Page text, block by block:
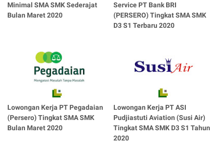
Minimal SMA SMK Sederajat
Bulan Maret 2020
Service PT Bank BRI
(PERSERO) Tingkat SMA SMK
D3 S1 Terbaru 2020
Lowongan Kerja PT Pegadaian
(Persero) Tingkat SMA SMK
Bulan Maret 2020
Lowongan Kerja PT ASI
Pudjiastuti Aviation (Susi Air)
Tingkat SMA SMK D3 S1 Tahun
2020